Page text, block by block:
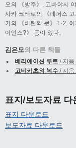
오의 《방주》, 고바야시
사카 코타로의 《페퍼스
키의 《비탄의 문》 1·2,
이언스?》 등이 있다.
김은모 의 다른 책들
베리에이션 루트 / 지음
고비키초의 복수 / 지음
표지/보도자료 다
표지 다운로드
보도자료 다운로드